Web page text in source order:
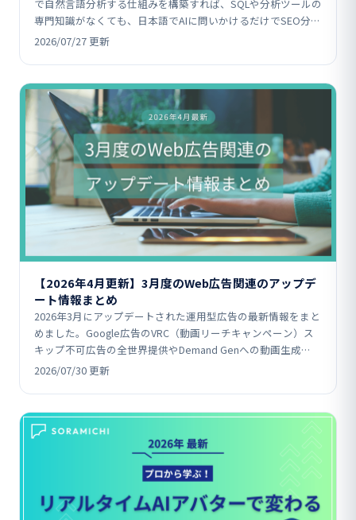
で自然言語分析する仕組みを構築すれば、SQLや分析ツールの
専門知識がなくても、日本語でAIに問いかけるだけでSEO分
析・リライト判断がで…
2026/07/27 更新
【2026年4月更新】3月度のWeb広告関連のアップデ
ート情報まとめ
2026年3月にアップデートされた運用型広告の最新情報をまと
めました。Google広告のVRC（動画リーチキャンペーン）ス
キップ不可広告の全世界提供やDemand Genへの動画生成
AI「Veo」統合、Microsoft…
2026/07/30 更新